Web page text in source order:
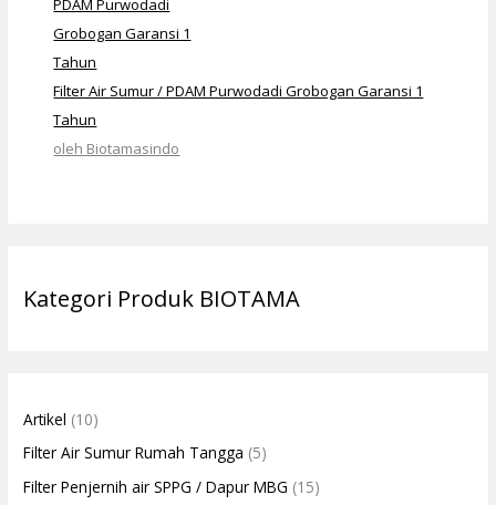
Filter Air Sumur / PDAM Purwodadi Grobogan Garansi 1
Tahun
oleh Biotamasindo
Kategori Produk BIOTAMA
Artikel (10)
Filter Air Sumur Rumah Tangga (5)
Filter Penjernih air SPPG / Dapur MBG (15)